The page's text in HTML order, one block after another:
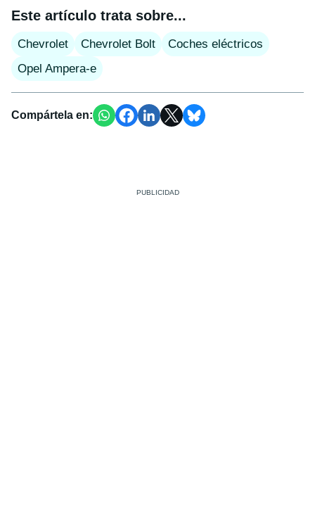
Este artículo trata sobre...
Chevrolet Chevrolet Bolt
Coches eléctricos
Opel Ampera-e
Compártela en: